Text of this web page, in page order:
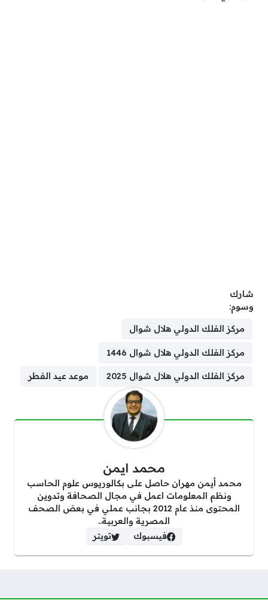
شارك
وسوم:
مركز الفلك الدولي هلال شوال
مركز الفلك الدولي هلال شوال 1446
مركز الفلك الدولي هلال شوال 2025 موعد عيد الفطر
محمد ايمن
محمد أيمن مهران حاصل على بكالوريوس علوم الحاسب
ونظم المعلومات اعمل في مجال الصحافة وتدوين
المحتوى منذ عام 2012 بجانب عملي في بعض الصحف
المصرية والعربية..
فيسبوك
تويتر